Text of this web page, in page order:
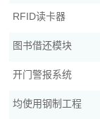
RFID读卡器
图书借还模块
开门警报系统
均使用钢制工程